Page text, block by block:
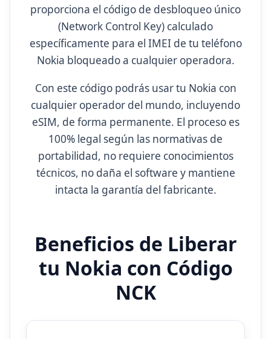
proporciona el código de desbloqueo único
(Network Control Key) calculado
específicamente para el IMEI de tu teléfono
Nokia bloqueado a cualquier operadora.
Con este código podrás usar tu Nokia con
cualquier operador del mundo, incluyendo
eSIM, de forma permanente. El proceso es
100% legal según las normativas de
portabilidad, no requiere conocimientos
técnicos, no daña el software y mantiene
intacta la garantía del fabricante.
Beneficios de Liberar
tu Nokia con Código
NCK